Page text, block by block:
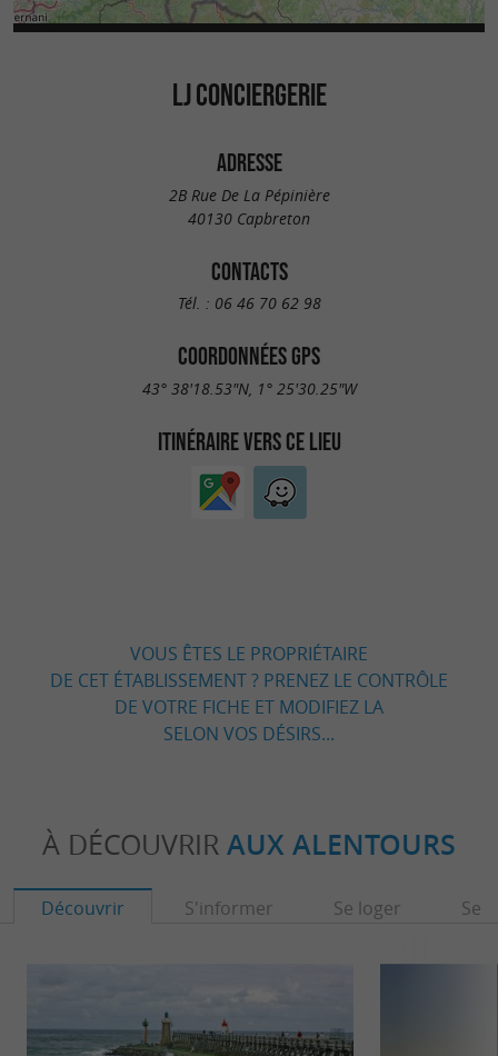
LJ CONCIERGERIE
ADRESSE
2B Rue De La Pépinière
40130 Capbreton
CONTACTS
Tél. : 06 46 70 62 98
COORDONNÉES GPS
43° 38'18.53"N, 1° 25'30.25"W
ITINÉRAIRE VERS CE LIEU
VOUS ÊTES LE PROPRIÉTAIRE
DE CET ÉTABLISSEMENT ? PRENEZ LE CONTRÔLE
DE VOTRE FICHE ET MODIFIEZ LA
SELON VOS DÉSIRS...
À DÉCOUVRIR AUX ALENTOURS
Découvrir S'informer Se loger Se